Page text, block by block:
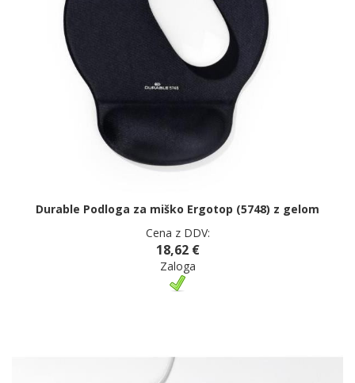
Durable Podloga za miško Ergotop (5748) z gelom
Cena z DDV:
18,62 €
Zaloga